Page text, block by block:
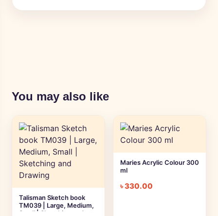
You may also like
Talisman Sketch book
TM039 | Large, Medium,
Small | Sketching and
Maries Acrylic Colour 300
ml
৳330.00